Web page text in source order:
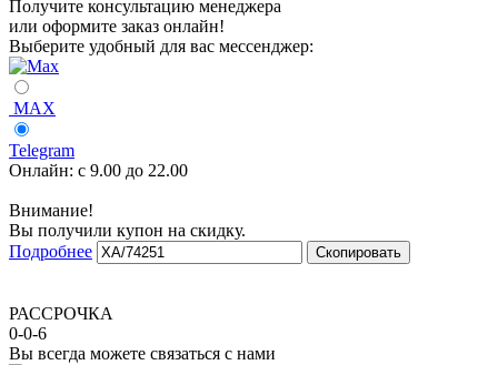
Получите консультацию менеджера
или оформите заказ онлайн!
Выберите удобный для вас мессенджер:
MAX
Telegram
Онлайн: с 9.00 до 22.00
Внимание!
Вы получили купон на скидку.
Подробнее
Скопировать
РАССРОЧКА
0-0-6
Вы всегда можете связаться с нами